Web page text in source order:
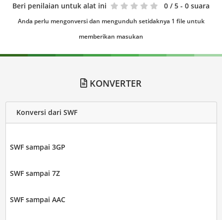
Beri penilaian untuk alat ini 0 / 5 - 0 suara
Anda perlu mengonversi dan mengunduh setidaknya 1 file untuk
memberikan masukan
KONVERTER
Konversi dari SWF
SWF sampai 3GP
SWF sampai 7Z
SWF sampai AAC